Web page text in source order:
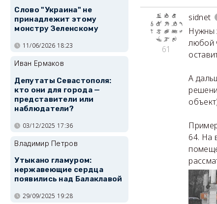
61
sidnet
Нужны
любой
А
64. На
Слово "Украина" не
принадлежит этому
монстру Зеленскому
11/06/2026 18:23
Иван Ермаков
Депутаты Севастополя:
кто они для города —
представители или
наблюдатели?
03/12/2025 17:36
Владимир Петров
Утыкано гламуром:
нержавеющие сердца
появились над Балаклавой
29/09/2025 19:28